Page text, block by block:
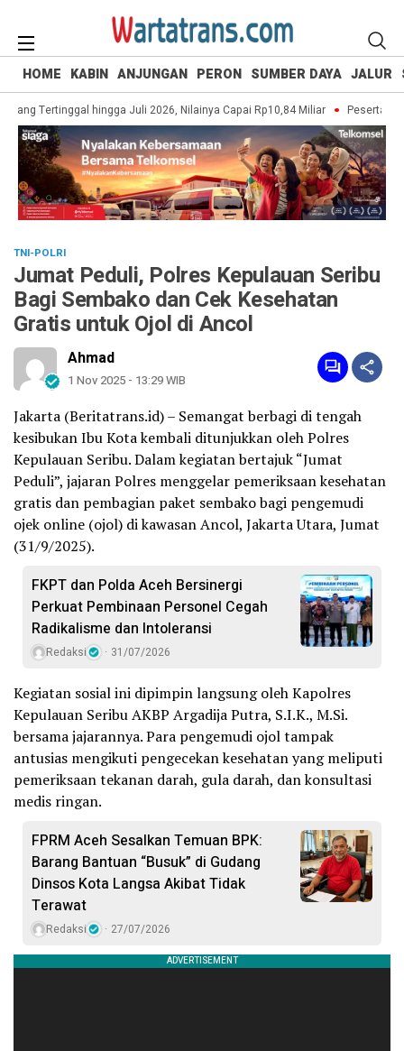
HOME KABIN ANJUNGAN PERON SUMBER DAYA JALUR
Tertinggal hingga Juli 2026, Nilainya Capai Rp10,84 Miliar Peserta UI
TNI-POLRI
Jumat Peduli, Polres Kepulauan Seribu
Bagi Sembako dan Cek Kesehatan
Gratis untuk Ojol di Ancol
Ahmad
1 Nov 2025 - 13:29 WIB
Jakarta (Beritatrans.id) – Semangat berbagi di tengah
kesibukan Ibu Kota kembali ditunjukkan oleh Polres
Kepulauan Seribu. Dalam kegiatan bertajuk “Jumat
Peduli”, jajaran Polres menggelar pemeriksaan kesehatan
gratis dan pembagian paket sembako bagi pengemudi
ojek online (ojol) di kawasan Ancol, Jakarta Utara, Jumat
(31/9/2025).
FKPT dan Polda Aceh Bersinergi
Perkuat Pembinaan Personel Cegah
Radikalisme dan Intoleransi
Redaksi 31/07/2026
Kegiatan sosial ini dipimpin langsung oleh Kapolres
Kepulauan Seribu AKBP Argadija Putra, S.I.K., M.Si.
bersama jajarannya. Para pengemudi ojol tampak
antusias mengikuti pengecekan kesehatan yang meliputi
pemeriksaan tekanan darah, gula darah, dan konsultasi
medis ringan.
FPRM Aceh Sesalkan Temuan BPK:
Barang Bantuan “Busuk” di Gudang
Dinsos Kota Langsa Akibat Tidak
Terawat
Redaksi 27/07/2026